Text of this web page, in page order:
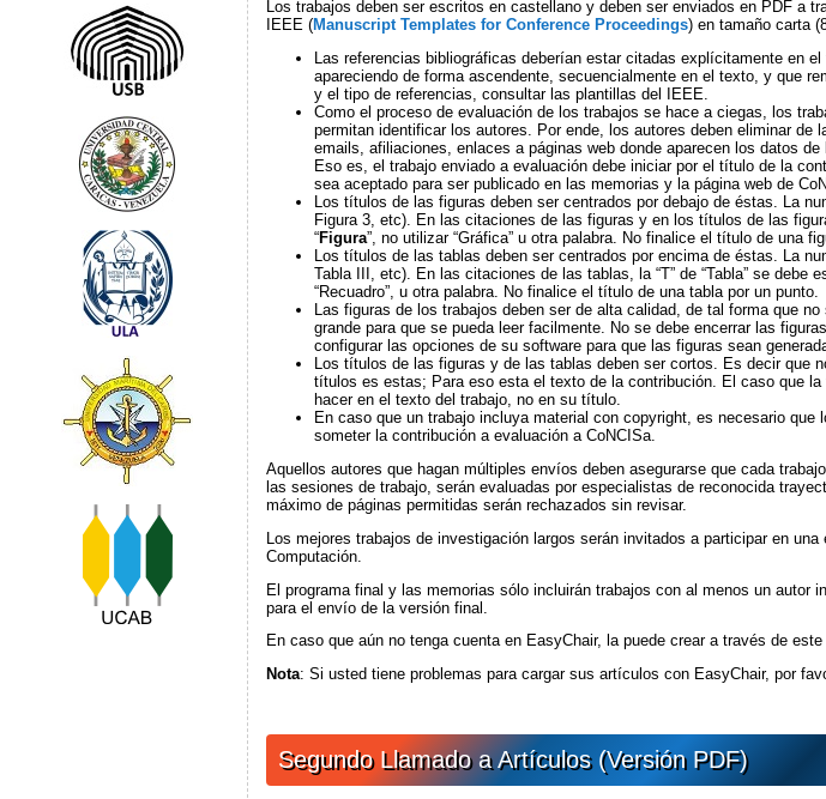
Los trabajos deben ser escritos en castellano y deben ser enviados en PDF a
IEEE (Manuscript Templates for Conference Proceedings) en tamaño carta
Las referencias bibliográficas deberían estar citadas explícitamente en
apareciendo de forma ascendente, secuencialmente en el texto, y que
y el tipo de referencias, consultar las plantillas del IEEE.
Como el proceso de evaluación de los trabajos se hace a ciegas, los
permitan identificar los autores. Por ende, los autores deben eliminar
emails, afiliaciones, enlaces a páginas web donde aparecen los datos
Eso es, el trabajo enviado a evaluación debe iniciar por el título de la
sea aceptado para ser publicado en las memorias y la página web de
Los títulos de las figuras deben ser centrados por debajo de éstas. La
Figura 3, etc). En las citaciones de las figuras y en los títulos de las
“Figura”, no utilizar “Gráfica” u otra palabra. No finalice el título de una
Los títulos de las tablas deben ser centrados por encima de éstas. La
Tabla III, etc). En las citaciones de las tablas, la “T” de “Tabla” se debe
“Recuadro”, u otra palabra. No finalice el título de una tabla por un punto.
Las figuras de los trabajos deben ser de alta calidad, de tal forma que
grande para que se pueda leer facilmente. No se debe encerrar las
configurar las opciones de su software para que las figuras sean
Los títulos de las figuras y de las tablas deben ser cortos. Es decir que
títulos es estas; Para eso esta el texto de la contribución. El caso que
hacer en el texto del trabajo, no en su título.
En caso que un trabajo incluya material con copyright, es necesario
someter la contribución a evaluación a CoNCISa.
Aquellos autores que hagan múltiples envíos deben asegurarse que cada
las sesiones de trabajo, serán evaluadas por especialistas de reconocida
máximo de páginas permitidas serán rechazados sin revisar.
Los mejores trabajos de investigación largos serán invitados a participar en una
Computación.
El programa final y las memorias sólo incluirán trabajos con al menos un
para el envío de la versión final.
En caso que aún no tenga cuenta en EasyChair, la puede crear a través de este
Nota: Si usted tiene problemas para cargar sus artículos con EasyChair, por
Segundo Llamado a Artículos (Versión PDF)